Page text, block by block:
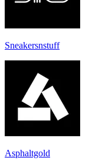
Sneakersnstuff
Asphaltgold